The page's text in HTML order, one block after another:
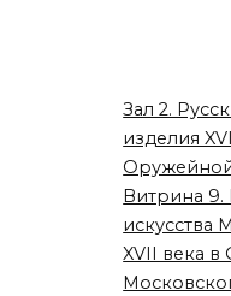
Зал 2.
изделия
Витрина
искусства
XVII века